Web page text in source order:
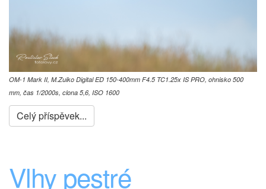
OM-1 Mark II, M.Zuiko Digital ED 150-400mm F4.5 TC1.25x IS PRO, ohnisko 500
mm, čas 1/2000s, clona 5,6, ISO 1600
Celý příspěvek...
Vlhy pestré